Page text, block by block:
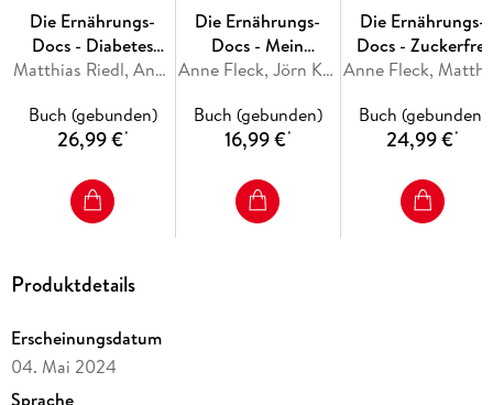
Das Wichtigste in Kürze:warum entzündliche Prozesse im
Körper bei vielen Erkrankungen eine Rolle spielen
Die beste Medizin kommt aus dem Kochtopf - diese Rezepte
Die Ernährungs-
Docs - Diabetes
heilen
Matthias Riedl, Anne Fleck, Jörn Klasen
Buch (gebunden)
26,99 €*
Die Ernährungs-
Docs - Mein
Ernährungstagebuch
Anne Fleck, Jörn Klasen, Matthias Riedl, Silja Schäfer
Buch (gebunden)
16,99 €*
Die Ernährungs-
Docs - Zuckerfrei
gesünder leben
Buch (gebunden)
24,99 €*
Produktdetails
Erscheinungsdatum
04. Mai 2024
Sprache